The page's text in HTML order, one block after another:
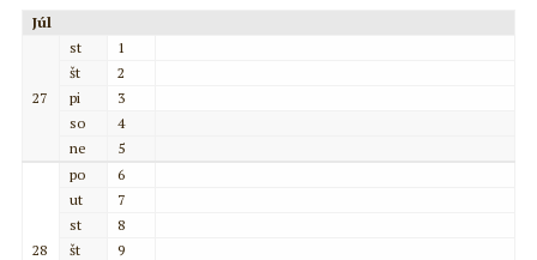
Júl
27
st
1
št
2
pi
3
so
4
ne
5
28
po
6
ut
7
st
8
št
9